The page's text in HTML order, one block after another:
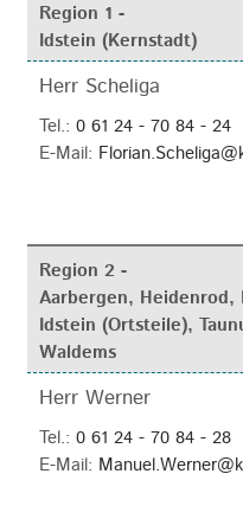
Region 1 -
Idstein (Kernstadt)
Herr Scheliga
Tel.: 0 61 24 - 70 84 - 24
E-Mail:
Region 2 -
Aarbergen,
Idstein (Ortsteile),
Waldems
Herr Werner
Tel.: 0 61 24 - 70 84 - 28
E-Mail: